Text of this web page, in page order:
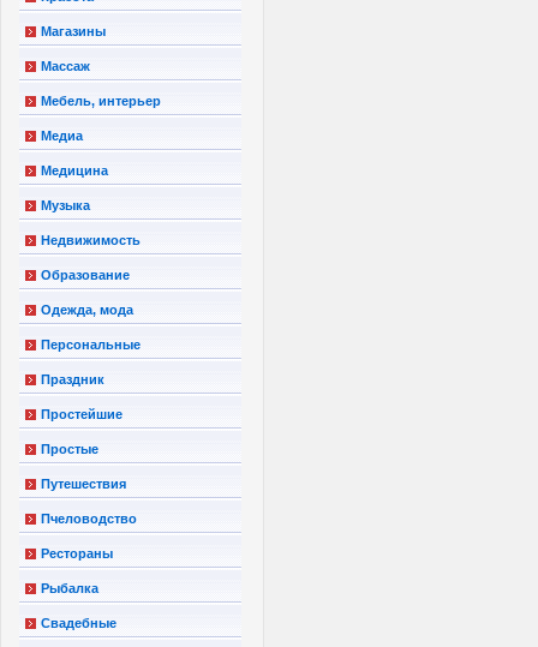
Магазины
Массаж
Мебель, интерьер
Медиа
Медицина
Музыка
Недвижимость
Образование
Одежда, мода
Персональные
Праздник
Простейшие
Простые
Путешествия
Пчеловодство
Рестораны
Рыбалка
Свадебные